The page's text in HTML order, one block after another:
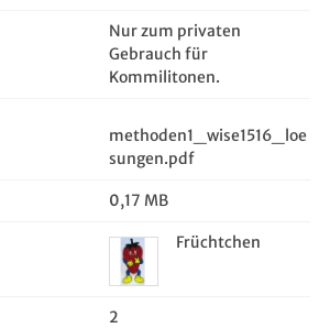
Nur zum privaten
Gebrauch für
Kommilitonen.
methoden1_wise1516_loe
sungen.pdf
0,17 MB
Früchtchen
2